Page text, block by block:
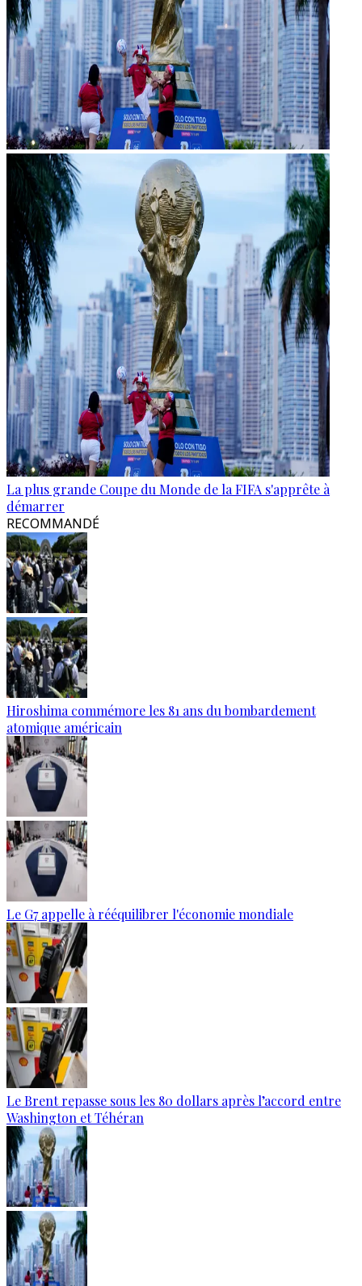
La plus grande Coupe du Monde de la FIFA s'apprête à
démarrer
RECOMMANDÉ
Hiroshima commémore les 81 ans du bombardement
atomique américain
Le G7 appelle à rééquilibrer l'économie mondiale
Le Brent repasse sous les 80 dollars après l’accord entre
Washington et Téhéran